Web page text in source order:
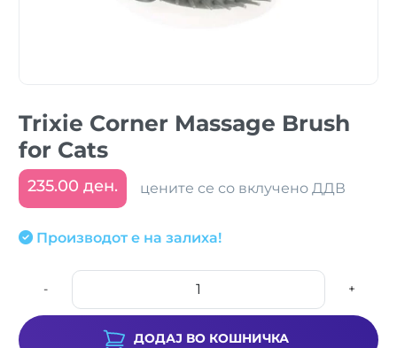
Trixie Corner Massage Brush
for Cats
235.00 ден. цените се со вклучено ДДВ
Производот е на залиха!
- +
ДОДАЈ ВО КОШНИЧКА